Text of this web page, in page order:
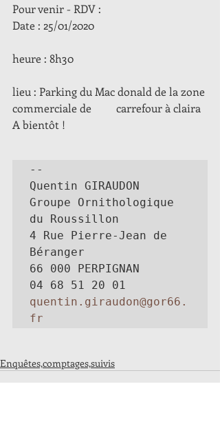
Pour venir - RDV :
Date : 25/01/2020
heure : 8h30
lieu : Parking du Mac donald de la zone
commerciale de         carrefour à claira
A bientôt !
--
Quentin GIRAUDON
Groupe Ornithologique
du Roussillon
4 Rue Pierre-Jean de
Béranger
66 000 PERPIGNAN
quentin.giraudon@gor66.
fr
Enquêtes,comptages,suivis